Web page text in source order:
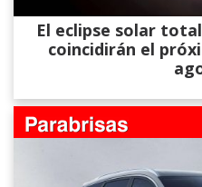
El eclipse solar
coincidirán el